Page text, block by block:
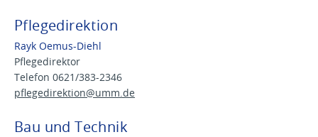
Pflegedirektion
Rayk Oemus-Diehl
Pflegedirektor
Telefon 0621/383-2346
pflegedirektion@umm.de
Bau und Technik